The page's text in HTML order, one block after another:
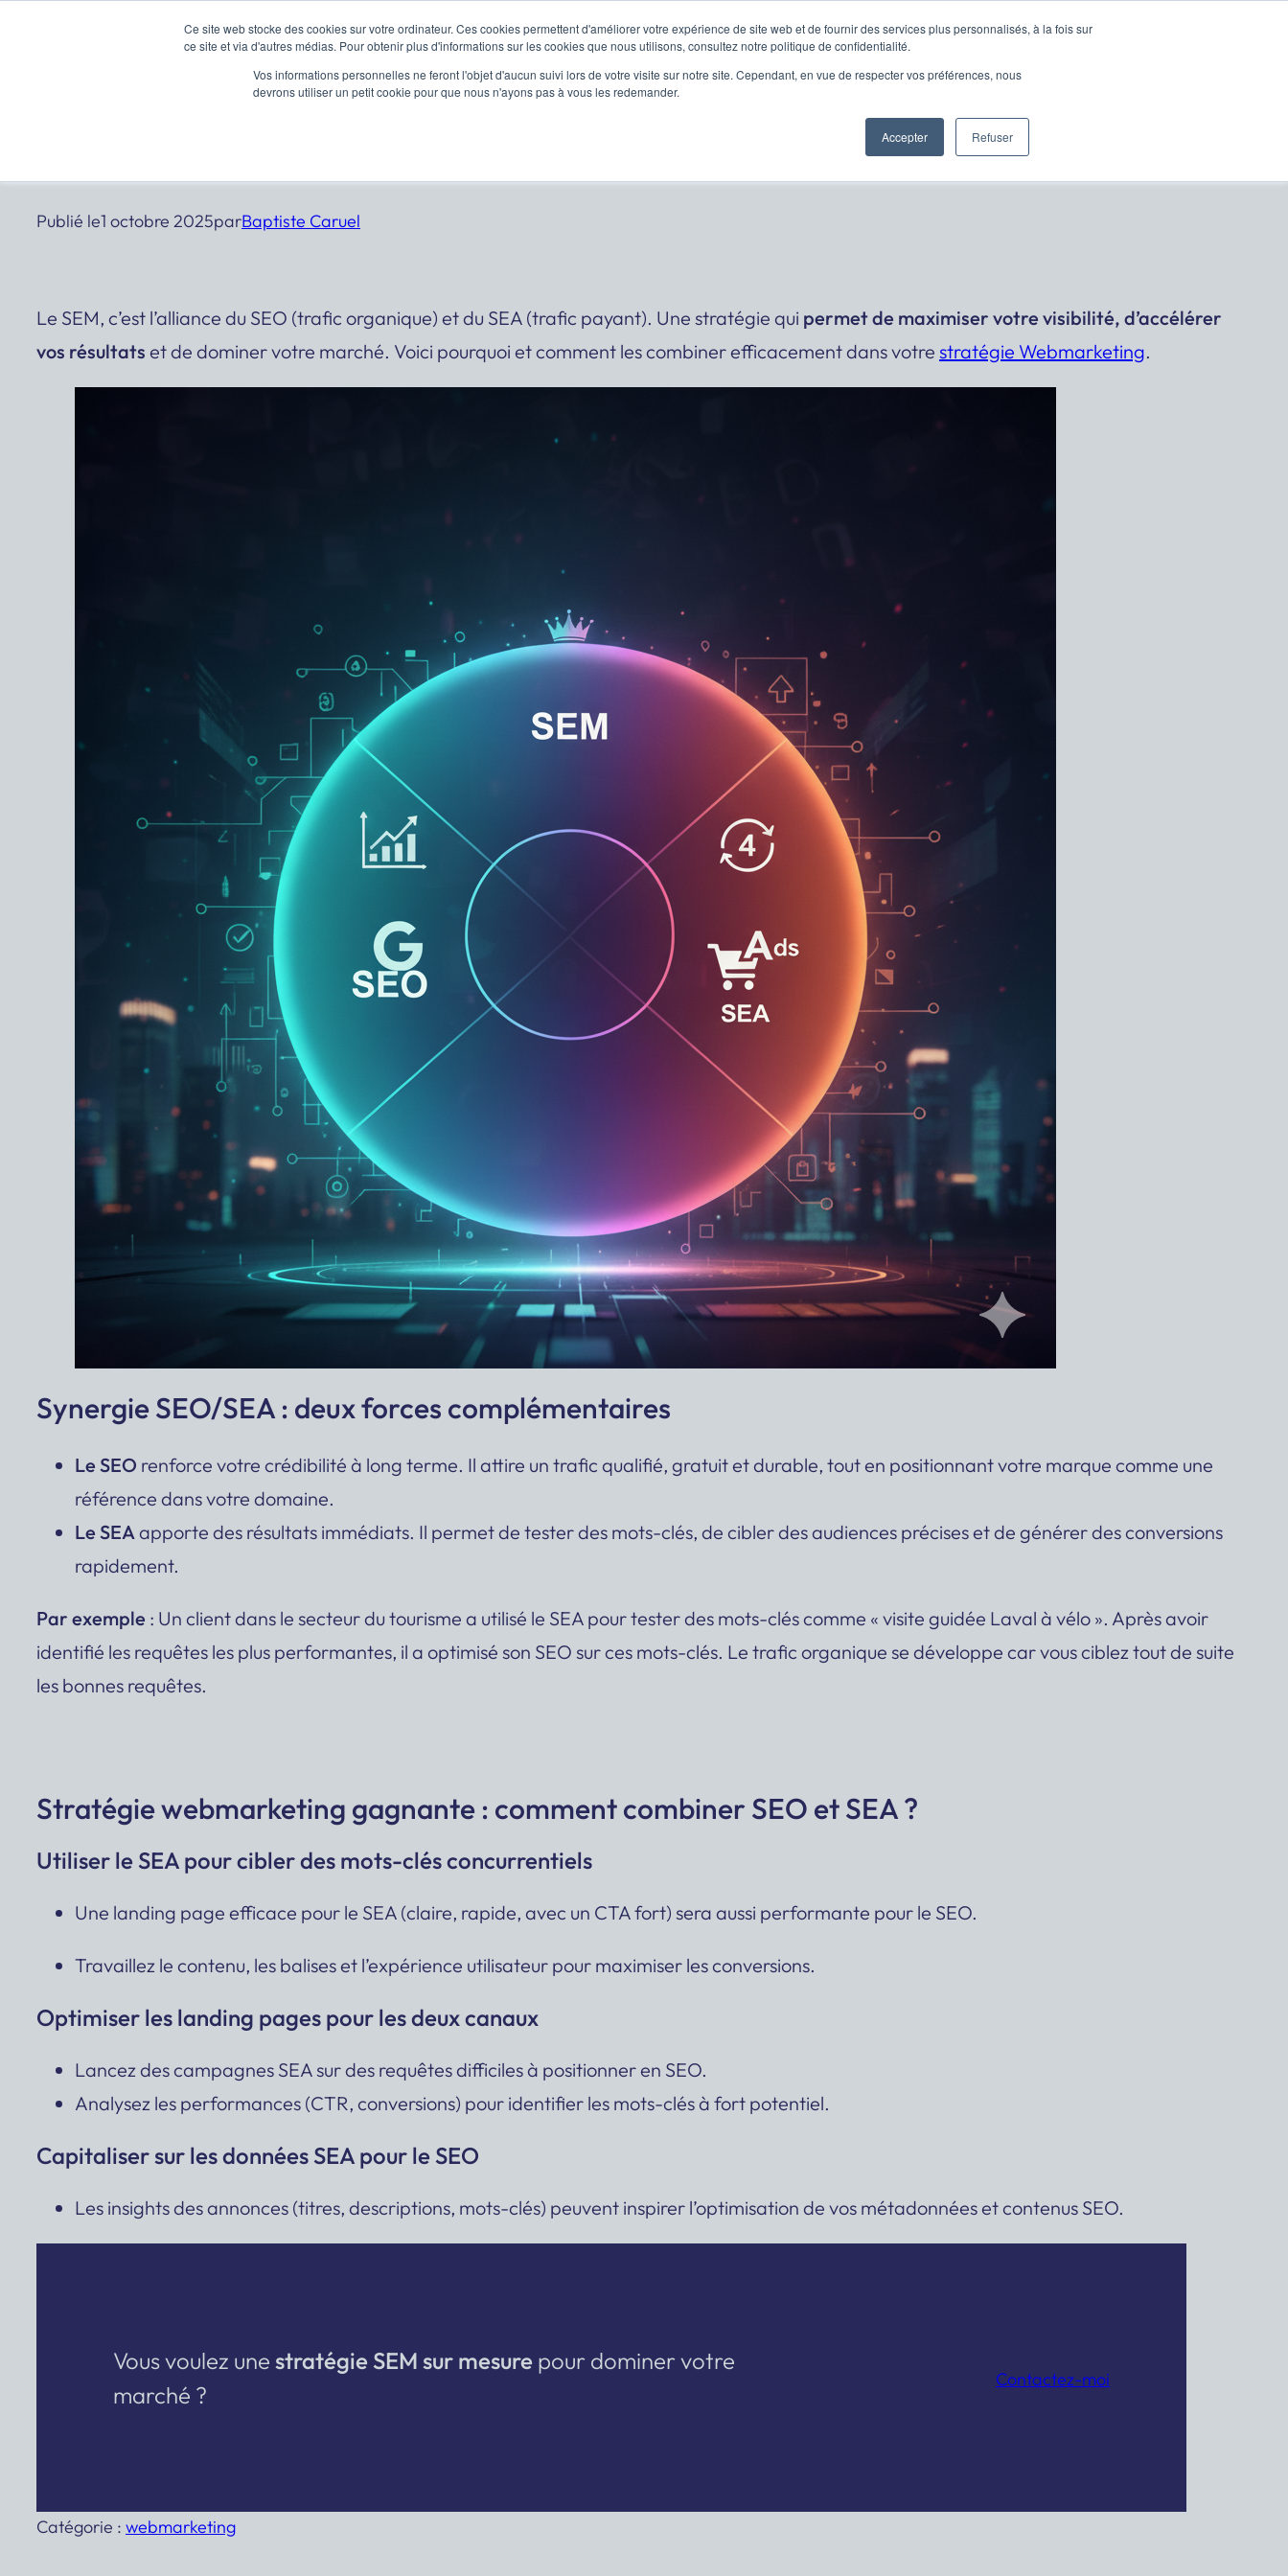
Ce site web stocke des cookies sur votre ordinateur. Ces cookies permettent d'améliorer votre expérience de site web et de fournir des services plus personnalisés, à la fois sur
ce site et via d'autres médias. Pour obtenir plus d'informations sur les cookies que nous utilisons, consultez notre politique de confidentialité.
Vos informations personnelles ne feront l'objet d'aucun suivi lors de votre visite sur notre site. Cependant, en vue de respecter vos préférences, nous
devrons utiliser un petit cookie pour que nous n'ayons pas à vous les redemander.
Accepter Refuser
SEOGEOSEASous-traitance
SEM : Pourquoi combiner SEO et SEA pour dominer votre marché ?
Publié le1 octobre 2025parBaptiste Caruel
Le SEM, c’est l’alliance du SEO (trafic organique) et du SEA (trafic payant). Une stratégie qui permet de maximiser votre visibilité, d’accélérer
vos résultats et de dominer votre marché. Voici pourquoi et comment les combiner efficacement dans votre stratégie Webmarketing.
Synergie SEO/SEA : deux forces complémentaires
Le SEO renforce votre crédibilité à long terme. Il attire un trafic qualifié, gratuit et durable, tout en positionnant votre marque comme une
référence dans votre domaine.
Le SEA apporte des résultats immédiats. Il permet de tester des mots-clés, de cibler des audiences précises et de générer des conversions
rapidement.
Par exemple : Un client dans le secteur du tourisme a utilisé le SEA pour tester des mots-clés comme « visite guidée Laval à vélo ». Après avoir
identifié les requêtes les plus performantes, il a optimisé son SEO sur ces mots-clés. Le trafic organique se développe car vous ciblez tout de suite
les bonnes requêtes.
Stratégie webmarketing gagnante : comment combiner SEO et SEA ?
Utiliser le SEA pour cibler des mots-clés concurrentiels
Une landing page efficace pour le SEA (claire, rapide, avec un CTA fort) sera aussi performante pour le SEO.
Travaillez le contenu, les balises et l’expérience utilisateur pour maximiser les conversions.
Optimiser les landing pages pour les deux canaux
Lancez des campagnes SEA sur des requêtes difficiles à positionner en SEO.
Analysez les performances (CTR, conversions) pour identifier les mots-clés à fort potentiel.
Capitaliser sur les données SEA pour le SEO
Les insights des annonces (titres, descriptions, mots-clés) peuvent inspirer l’optimisation de vos métadonnées et contenus SEO.
Vous voulez une stratégie SEM sur mesure pour dominer votre
marché ?
Contactez-moi
Catégorie : webmarketing